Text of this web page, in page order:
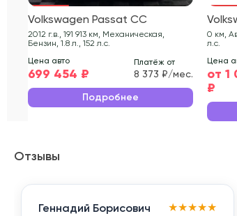
Volkswagen Passat CC
2012 г.в., 191 913 км, Механическая,
Бензин, 1.8 л., 152 л.с.
Цена авто
699 454 ₽
Платёж от
8 373 ₽/мес.
Подробнее
0 км,
л.с.
Цена
от 1
₽
Отзывы
Геннадий Борисович ★★★★★